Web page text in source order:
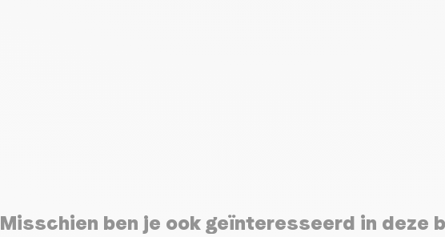
Misschien ben je ook geïnteresseerd in deze